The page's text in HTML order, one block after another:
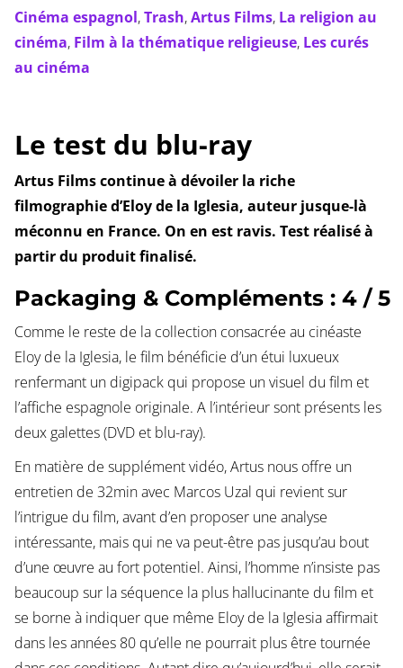
Cinéma espagnol,Trash,Artus Films, La religion au
cinéma,Film à la thématique religieuse, Les curés
au cinéma
Le test du blu-ray
Artus Films continue à dévoiler la riche
filmographie d’Eloy de la Iglesia, auteur jusque-là
méconnu en France. On en est ravis. Test réalisé à
partir du produit finalisé.
Packaging & Compléments : 4 / 5
Comme le reste de la collection consacrée au cinéaste
Eloy de la Iglesia, le film bénéficie d’un étui luxueux
renfermant un digipack qui propose un visuel du film et
l’affiche espagnole originale. A l’intérieur sont présents les
deux galettes (DVD et blu-ray).
En matière de supplément vidéo, Artus nous offre un
entretien de 32min avec Marcos Uzal qui revient sur
l’intrigue du film, avant d’en proposer une analyse
intéressante, mais qui ne va peut-être pas jusqu’au bout
d’une œuvre au fort potentiel. Ainsi, l’homme n’insiste pas
beaucoup sur la séquence la plus hallucinante du film et
se borne à indiquer que même Eloy de la Iglesia affirmait
dans les années 80 qu’elle ne pourrait plus être tournée